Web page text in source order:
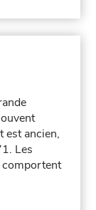
est ancien,
Les
comportent